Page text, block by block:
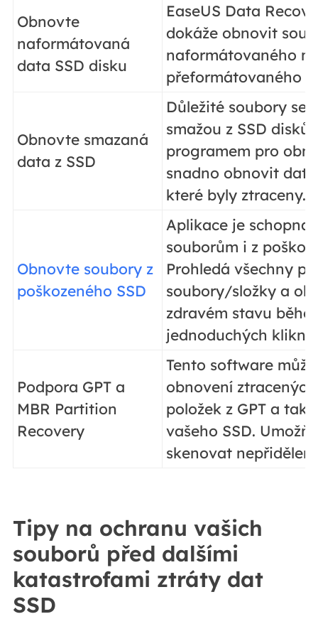
Obnovte
naformátovaná
data SSD disku
EaseUS Data
dokáže obnovit
naformátovaného
přeformátovaného
Obnovte smazaná
data z SSD
Důležité soubory se
smažou z SSD
programem pro
snadno obnovit
které byly ztraceny.
Obnovte soubory z
poškozeného SSD
Aplikace je
souborům i z
Prohledá všechny
soubory/složky a
zdravém stavu
jednoduchých
Podpora GPT a
MBR Partition
Recovery
Tento software
obnovení
položek z GPT a
vašeho SSD.
skenovat
Tipy na ochranu vašich
souborů před dalšími
katastrofami ztráty dat
SSD